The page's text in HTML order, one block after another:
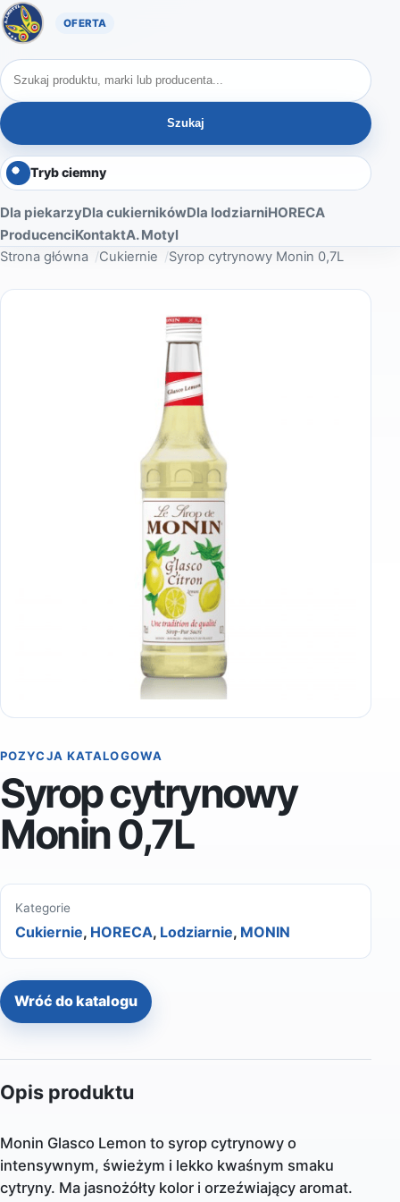
Oferta A. Motyl
Szukaj produktów
Szukaj
Tryb ciemny
Dla piekarzyDla cukiernikówDla lodziarniHORECA
ProducenciKontaktA. Motyl
Strona główna Cukiernie Syrop cytrynowy Monin 0,7L
POZYCJA KATALOGOWA
Syrop cytrynowy
Monin 0,7L
Kategorie
Cukiernie, HORECA, Lodziarnie, MONIN
Wróć do katalogu
Opis produktu
Monin Glasco Lemon to syrop cytrynowy o
intensywnym, świeżym i lekko kwaśnym smaku
cytryny. Ma jasnożółty kolor i orzeźwiający aromat.